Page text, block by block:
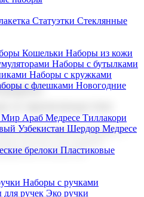
Статуэтки Стеклянные
Кошельки Наборы из кожи
Наборы с бутылками
Наборы с кружками
с флешками Новогодние
Мир Араб Медресе Тиллакори
Узбекистан Шердор Медресе
брелоки Пластиковые
Наборы с ручками
ручек Эко ручки
и производство
корпоративных подарков и
каталоге вы найдете
и клиентов.